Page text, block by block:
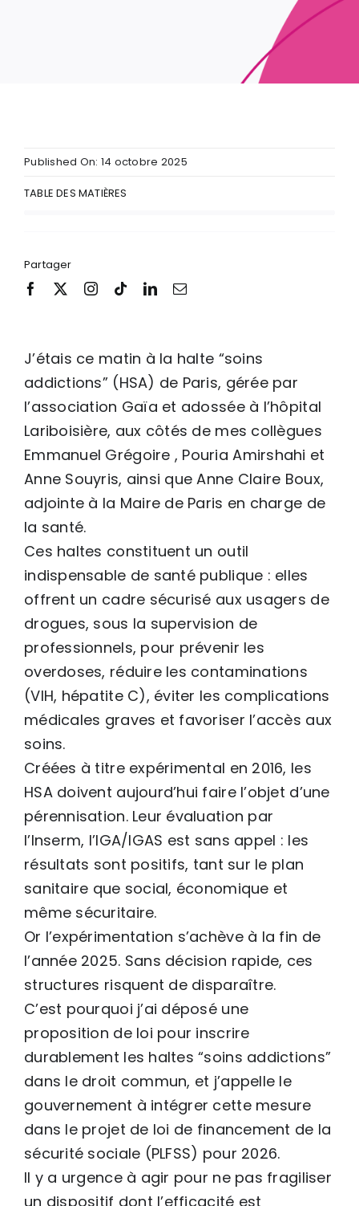
Published On: 14 octobre 2025
TABLE DES MATIÈRES
Partager
J’étais ce matin à la halte “soins
addictions” (HSA) de Paris, gérée par
l’association Gaïa et adossée à l’hôpital
Lariboisière, aux côtés de mes collègues
Emmanuel Grégoire , Pouria Amirshahi et
Anne Souyris, ainsi queAnne Claire Boux,
adjointe à la Maire de Paris en charge de
la santé.
Ces haltes constituent un outil
indispensable de santé publique : elles
offrent un cadre sécurisé aux usagers de
drogues, sous la supervision de
professionnels, pour prévenir les
overdoses, réduire les contaminations
(VIH, hépatite C), éviter les complications
médicales graves et favoriser l’accès aux
soins.
Créées à titre expérimental en 2016, les
HSA doivent aujourd’hui faire l’objet d’une
pérennisation. Leur évaluation par
l’Inserm, l’IGA/IGAS est sans appel : les
résultats sont positifs, tant sur le plan
sanitaire que social, économique et
même sécuritaire.
Or l’expérimentation s’achève à la fin de
l’année 2025. Sans décision rapide, ces
structures risquent de disparaître.
C’est pourquoi j’ai déposé une
proposition de loi pour inscrire
durablement les haltes “soins addictions”
dans le droit commun, et j’appelle le
gouvernement à intégrer cette mesure
dans le projet de loi de financement de la
sécurité sociale (PLFSS) pour 2026.
Il y a urgence à agir pour ne pas fragiliser
un dispositif dont l’efficacité est